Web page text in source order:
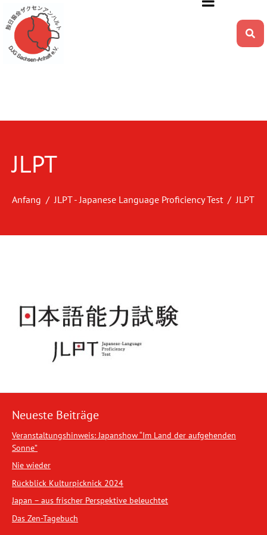
JLPT
Anfang JLPT - Japanese Language Proficiency Test JLPT
Neueste Beiträge
Veranstaltungshinweis: Japanshow “Im Land der aufgehenden
Sonne”
Nie wieder
Rückblick Kulturpicknick 2024
Japan – aus frischer Perspektive beleuchtet
Das Zen-Tagebuch